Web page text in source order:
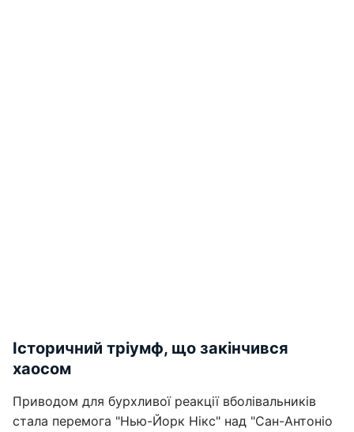
Історичний тріумф, що закінчився
хаосом
Приводом для бурхливої реакції вболівальників
стала перемога "Нью-Йорк Нікс" над "Сан-Антоніо